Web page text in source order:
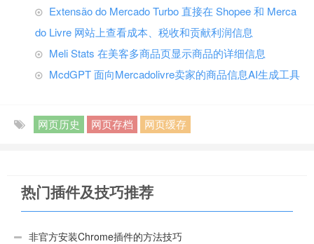
Extensão do Mercado Turbo 直接在 Shopee 和 Merca
do Livre 网站上查看成本、税收和贡献利润信息
Meli Stats 在美客多商品页显示商品的详细信息
McdGPT 面向Mercadolivre卖家的商品信息AI生成工具
网页历史 网页存档 网页缓存
热门插件及技巧推荐
非官方安装Chrome插件的方法技巧